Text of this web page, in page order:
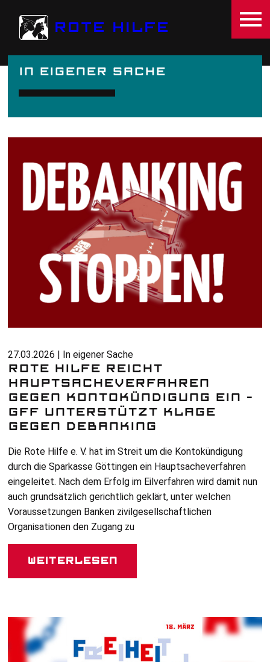
ROTE HILFE
IN EIGENER SACHE
27.03.2026 | In eigener Sache
ROTE HILFE REICHT
HAUPTSACHEVERFAHREN
GEGEN KONTOKÜNDIGUNG EIN –
GFF UNTERSTÜTZT KLAGE
GEGEN DEBANKING
Die Rote Hilfee. V. hat im Streit um die Kontokündigung
durch die Sparkasse Göttingen ein Hauptsacheverfahren
eingeleitet. Nach dem Erfolg im Eilverfahren wird damit nun
auch grundsätzlich gerichtlich geklärt, unter welchen
Voraussetzungen Banken zivilgesellschaftlichen
Organisationen den Zugang zu
Weiterlesen